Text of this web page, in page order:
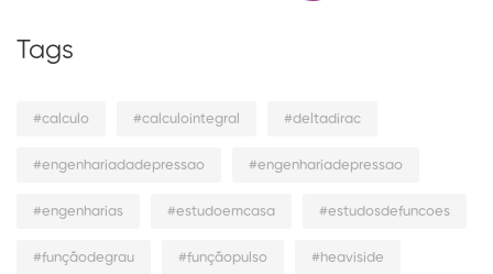
Tags
#calculo #calculointegral #deltadirac
#engenhariadadepressao #engenhariadepressao
#engenharias #estudoemcasa #estudosdefuncoes
#funçãodegrau #funçãopulso #heaviside